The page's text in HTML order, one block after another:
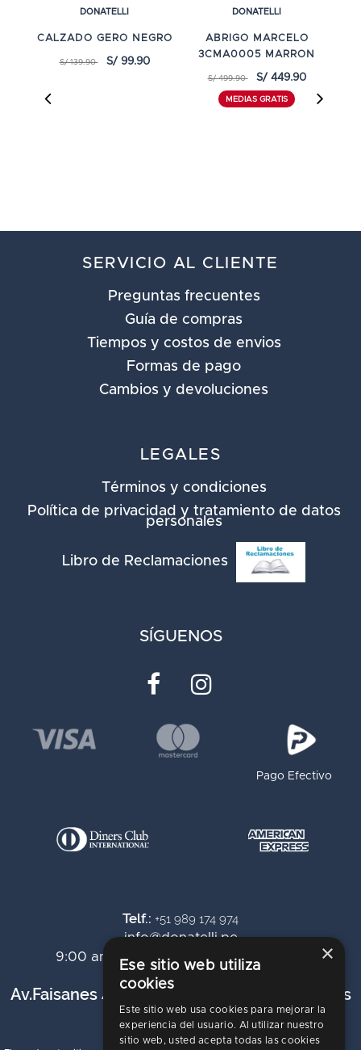
DONATELLI
CALZADO GERO NEGRO
S/ 139.90 S/ 99.90
DONATELLI
ABRIGO MARCELO
3CMA0005 MARRON
S/ 499.90 S/ 449.90
MEDIAS GRATIS
SERVICIO AL CLIENTE
Preguntas frecuentes
Guía de compras
Tiempos y costos de envios
Formas de pago
Cambios y devoluciones
LEGALES
Términos y condiciones
Política de privacidad y tratamiento de datos
personales
Libro de Reclamaciones
SÍGUENOS
Pago Efectivo
Telf.: +51 989 174 974
info@donatelli.pe
9:00 am a 6:00 pm de lunes a viernes
Av.Faisanes 420 , Urb. La Campiña , Chorrillos
×
Ese sitio web utiliza
cookies
Este sitio web usa cookies para mejorar la
experiencia del usuario. Al utilizar nuestro
sitio web, usted acepta todas las cookies